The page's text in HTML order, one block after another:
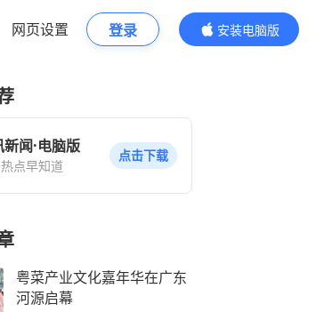
网页设置 登录
安装电脑版
内容更精彩
闻·电脑版
点早知道
点击下载
粤菜产业文化嘉年华在广东
河源启幕